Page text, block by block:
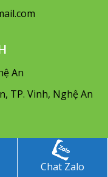
An
TP. Vinh, Nghệ An
Chat Zalo